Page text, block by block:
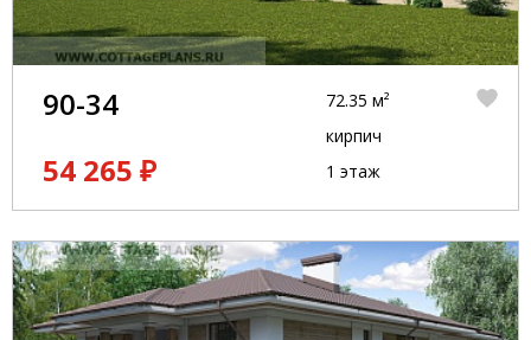
90-34
54 265 ₽
72.35 м²
кирпич
1 этаж